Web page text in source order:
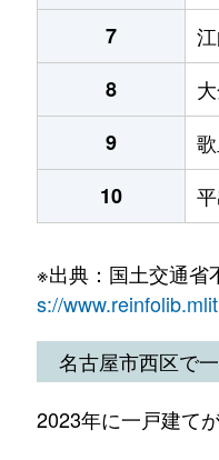
7
8
9
10
※出典：国土交通省
s://
名古屋市西区で
2023年に一戸建て